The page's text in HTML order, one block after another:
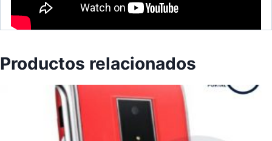
Productos relacionados